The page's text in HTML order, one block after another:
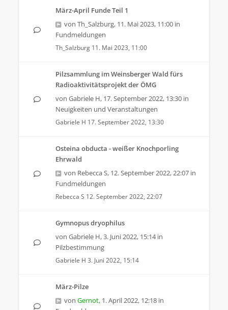
März-April Funde Teil 1
von Th_Salzburg, 11. Mai 2023, 11:00 in
Fundmeldungen
Th_Salzburg 11. Mai 2023, 11:00
Pilzsammlung im Weinsberger Wald fürs
Radioaktivitätsprojekt der ÖMG
von Gabriele H, 17. September 2022, 13:30 in
Neuigkeiten und Veranstaltungen
Gabriele H 17. September 2022, 13:30
Osteina obducta - weißer Knochporling
Ehrwald
von Rebecca S, 12. September 2022, 22:07 in
Fundmeldungen
Rebecca S 12. September 2022, 22:07
Gymnopus dryophilus
von Gabriele H,3. Juni 2022, 15:14in
Pilzbestimmung
Gabriele H 3. Juni 2022, 15:14
März-Pilze
von Gernot, 1. April 2022, 12:18 in